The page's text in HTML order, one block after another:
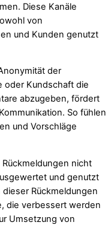
Diese Kanäle
von
und Kunden genutzt
der
oder Kundschaft die
abzugeben, fördert
So fühlen
und Vorschläge
nicht
und genutzt
Rückmeldungen
die verbessert werden
Umsetzung von